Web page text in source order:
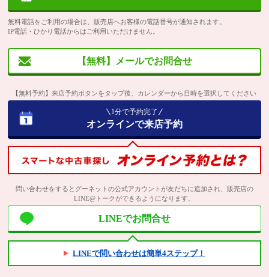
無料電話をご利用の場合は、販売店へお客様の電話番号が通知されます。
IP電話・ひかり電話からはご利用いただけません。
【無料】メールでお問合せ
【無料予約】来店予約ボタンをタップ後、カレンダーから日時を選択してください
1分で予約完了
オンラインで来店予約
問い合わせをするとグーネットの公式アカウントが友だちに追加され、販売店の
LINE@トークができるようになります。
LINEでお問合せ
LINEで問い合わせは簡単4ステップ！